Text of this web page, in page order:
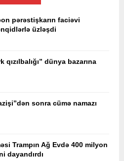
pərəstişkarın faciəvi
üzləşdi
dünya bazarına
sonra cümə namazı
Trampın Ağ Evdə 400 milyon
dayandırdı